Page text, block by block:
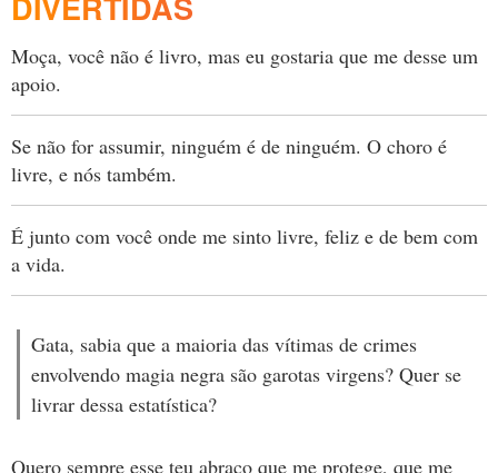
Moça, você não é livro, mas eu gostaria que me desse um
apoio.
Se não for assumir, ninguém é de ninguém. O choro é
livre, e nós também.
É junto com você onde me sinto livre, feliz e de bem com
a vida.
Gata, sabia que a maioria das vítimas de crimes
envolvendo magia negra são garotas virgens? Quer se
livrar dessa estatística?
Quero sempre esse teu abraço que me protege, que me